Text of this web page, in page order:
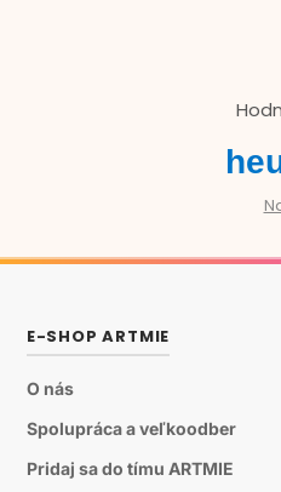
E-SHOP ARTMIE
O nás
Spolupráca a veľkoodber
Pridaj sa do tímu ARTMIE